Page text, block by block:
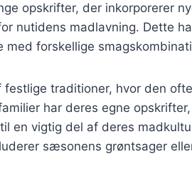
opskrifter, der inkorporerer
nutidens madlavning. Dette
forskellige
traditioner, hvor den
har deres egne
en vigtig del af deres
sæsonens grøntsager